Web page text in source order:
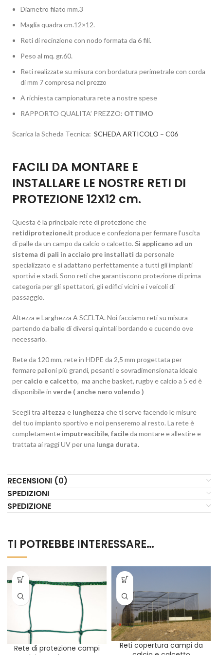
Diametro filato mm.3
Maglia quadra cm.12×12.
Reti di recinzione con nodo formata da 6 fili.
Peso al mq. gr.60.
Reti realizzate su misura con bordatura perimetrale con corda
di mm 7 compresa nel prezzo
A richiesta campionatura rete a nostre spese
RAPPORTO QUALITA’ PREZZO: OTTIMO
Scarica la Scheda Tecnica: SCHEDA ARTICOLO – C06
FACILI DA MONTARE E
INSTALLARE LE NOSTRE RETI DI
PROTEZIONE 12X12 cm.
Questa è la principale rete di protezione che
retidiprotezione.it produce e confeziona per fermare l’uscita
di palle da un campo da calcio o calcetto. Si applicano ad un
sistema di pali in acciaio pre installati da personale
specializzato e si adattano perfettamente a tutti gli impianti
sportivi e stadi. Sono reti che garantiscono protezione di prima
categoria per gli spettatori, gli edifici vicini e i veicoli di
passaggio.
Altezza e Larghezza A SCELTA. Noi facciamo reti su misura
partendo da balle di diversi quintali bordando e cucendo ove
necessario.
Rete da 120 mm, rete in HDPE da 2,5 mm progettata per
fermare palloni più grandi, pesanti e sovradimensionata ideale
per calcio e calcetto, ma anche basket, rugby e calcio a 5 ed è
disponibile in verde ( anche nero volendo )
Scegli tra altezza e lunghezza che ti serve facendo le misure
del tuo impianto sportivo e noi penseremo al resto. La rete è
completamente imputrescibile, facileda montare e allestire e
trattata ai raggi UV per una lunga durata.
RECENSIONI (0)
SPEDIZIONI
SPEDIZIONE
TI POTREBBE INTERESSARE…
Rete di protezione campi
Reti copertura campi da